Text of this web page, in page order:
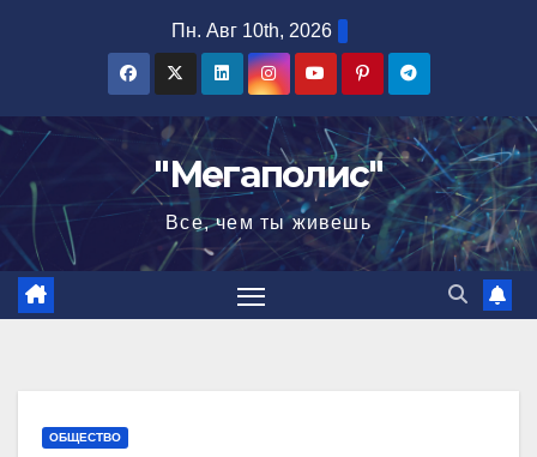
Пн. Авг 10th, 2026
"Мегаполис"
Все, чем ты живешь
ОБЩЕСТВО